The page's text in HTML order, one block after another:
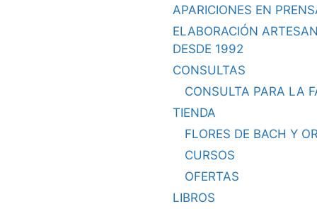
APARICIONES EN
ELABORACIÓN
DESDE 1992
CONSULTAS
CONSULTA PARA LA
TIENDA
FLORES DE BACH Y
CURSOS
OFERTAS
LIBROS